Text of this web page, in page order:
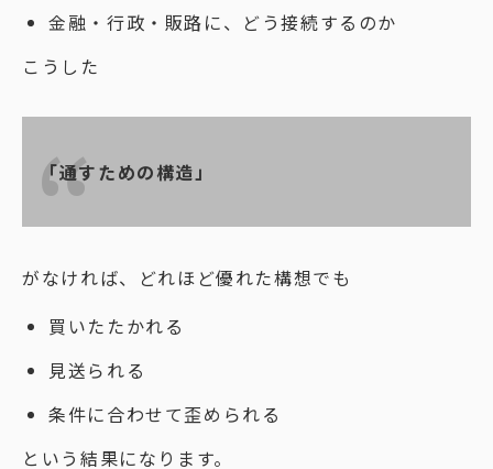
金融・行政・販路に、どう接続するのか
こうした
「通すための構造」
がなければ、どれほど優れた構想でも
買いたたかれる
見送られる
条件に合わせて歪められる
という結果になります。